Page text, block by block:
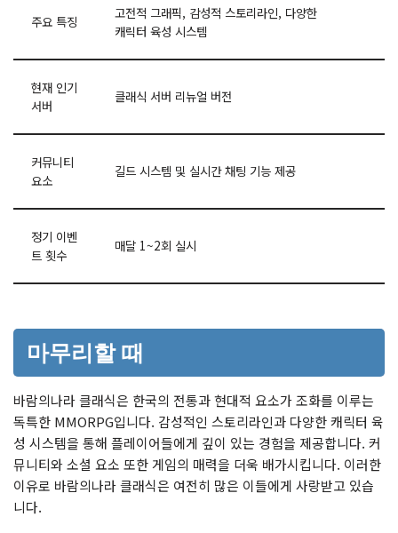
주요 특징
고전적 그래픽, 감성적 스토리라인, 다양한
캐릭터 육성 시스템
현재 인기
서버
클래식 서버 리뉴얼 버전
커뮤니티
요소
길드 시스템 및 실시간 채팅 기능 제공
정기 이벤
트 횟수
매달 1~2회 실시
마무리할 때
바람의나라 클래식은 한국의 전통과 현대적 요소가 조화를 이루는
독특한 MMORPG입니다. 감성적인 스토리라인과 다양한 캐릭터 육
성 시스템을 통해 플레이어들에게 깊이 있는 경험을 제공합니다. 커
뮤니티와 소셜 요소 또한 게임의 매력을 더욱 배가시킵니다. 이러한
이유로 바람의나라 클래식은 여전히 많은 이들에게 사랑받고 있습
니다.